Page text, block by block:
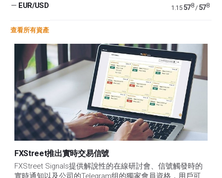
— EUR/USD 1.15 578/ 578
查看所有資產
FXStreet推出實時交易信號
FXStreet Signals提供解說性的在線研討會、信號觸發時的
實時通知以及公司的Telegram组的獨家會員資格，用戶可